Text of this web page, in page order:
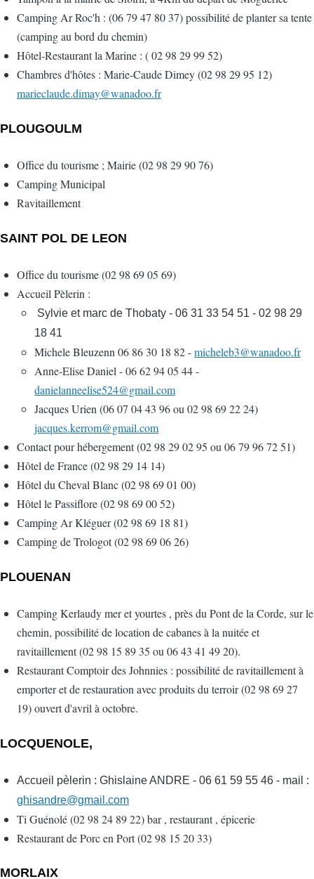
Camping Ar Roc'h : (06 79 47 80 37) possibilité de planter sa tente
(camping au bord du chemin)
Hôtel-Restaurant la Marine : ( 02 98 29 99 52)
Chambres d'hôtes : Marie-Caude Dimey (02 98 29 95 12)
marieclaude.dimay@wanadoo.fr
PLOUGOULM
Office du tourisme ; Mairie (02 98 29 90 76)
Camping Municipal
Ravitaillement
SAINT POL DE LEON
Office du tourisme (02 98 69 05 69)
Accueil Pèlerin :
Sylvie et marc de Thobaty - 06 31 33 54 51 - 02 98 29
18 41
Michele Bleuzenn 06 86 30 18 82 -micheleb3@wanadoo.fr
Anne-Elise Daniel - 06 62 94 05 44 -
danielanneelise524@gmail.com
Jacques Urien (06 07 04 43 96 ou 02 98 69 22 24)
jacques.kerrom@gmail.com
Contact pour hébergement (02 98 29 02 95 ou 06 79 96 72 51)
Hôtel de France (02 98 29 14 14)
Hôtel du Cheval Blanc (02 98 69 01 00)
Hôtel le Passiflore (02 98 69 00 52)
Camping Ar Kléguer (02 98 69 18 81)
Camping de Trologot (02 98 69 06 26)
PLOUENAN
Camping Kerlaudy mer et yourtes , près du Pont de la Corde, sur le
chemin, possibilité de location de cabanes à la nuitée et
ravitaillement (02 98 15 89 35 ou 06 43 41 49 20).
Restaurant Comptoir des Johnnies : possibilité de ravitaillement à
emporter et de restauration avec produits du terroir (02 98 69 27
19) ouvert d'avril à octobre.
LOCQUENOLE,
Accueil pèlerin : Ghislaine ANDRE - 06 61 59 55 46 - mail :
ghisandre@gmail.com
Ti Guénolé (02 98 24 89 22) bar , restaurant , épicerie
Restaurant de Porc en Port (02 98 15 20 33)
MORLAIX